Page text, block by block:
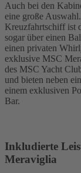
Auch bei den
eine große
Kreuzfahrtschiff ist
sogar über einen
einen privaten
exklusive MSC
des MSC Yacht
und bieten neben
einem exklusiven
Bar.
Inkludierte
Meraviglia